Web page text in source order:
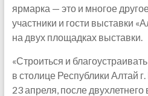
ярмарка — это и многое
участники и гости выставки
на двух площадках выставки.
«Строиться и
в столице Республики Алтай
23 апреля, после